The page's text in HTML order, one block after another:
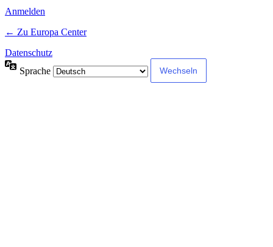
Anmelden
← Zu Europa Center
Datenschutz
Sprache